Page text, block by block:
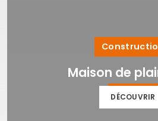
Maison de
DÉCOUVRIR